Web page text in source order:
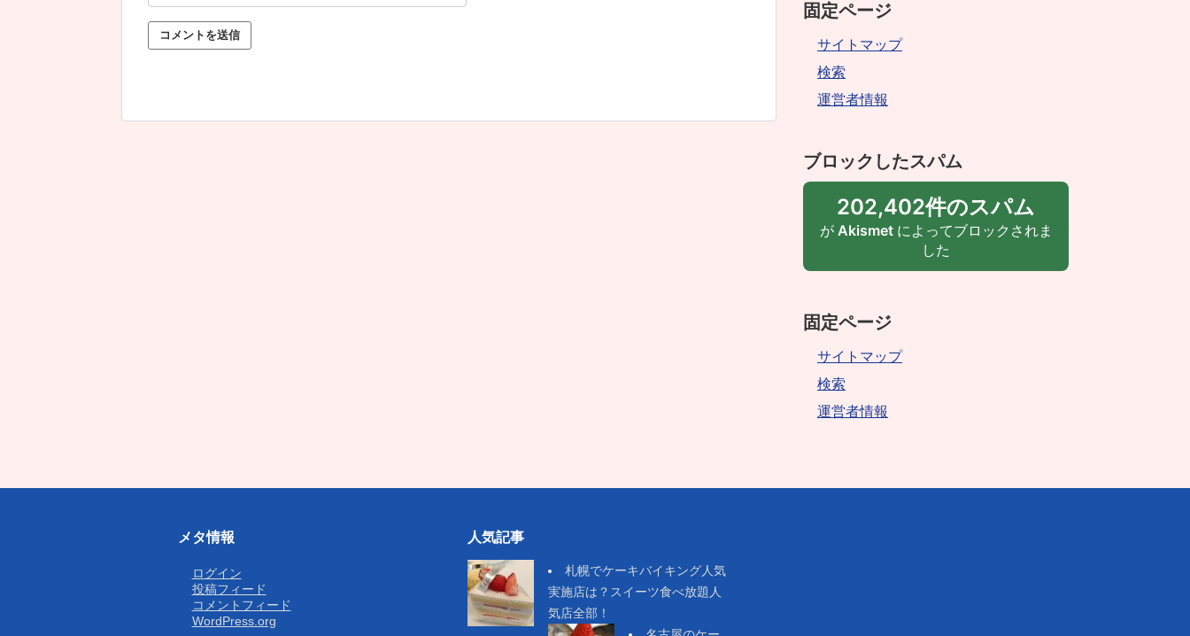
固定ページ
サイトマップ
検索
運営者情報
ブロックしたスパム
202,402件のスパム
が Akismetによってブロックされま
した
固定ページ
サイトマップ
検索
運営者情報
メタ情報
ログイン
投稿フィード
コメントフィード
WordPress.org
人気記事
札幌でケーキバイキング人気
実施店は？スイーツ食べ放題人
気店全部！